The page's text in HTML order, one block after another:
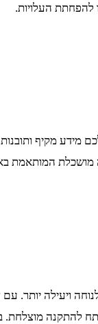
להפחתת העלויות.
מידע מקיף
המותאמת
ויעילה יותר.
להתקנה